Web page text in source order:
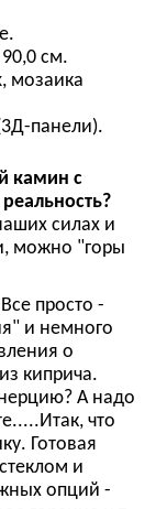
см.
мозаика
панели).
камин с
силах и
можно "горы
просто -
и немного
о
киприча.
А надо
что
Готовая
и
опций -